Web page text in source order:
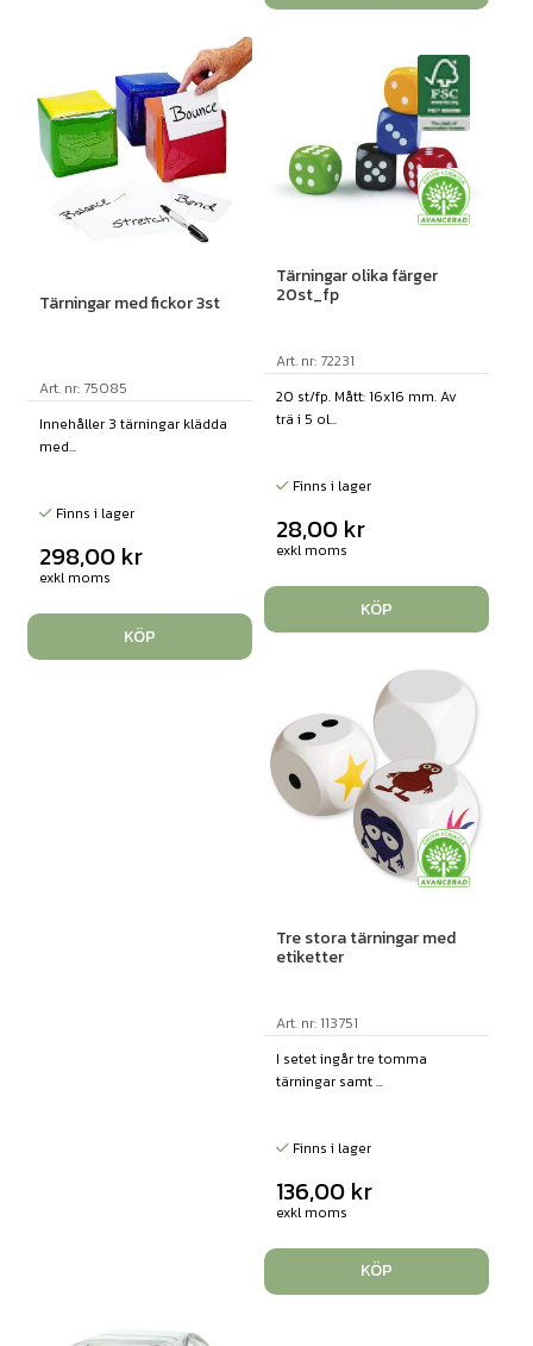
Tärningar med fickor 3st
Art. nr: 75085
Innehåller 3 tärningar klädda
med...
Finns i lager
298,00 kr
exkl moms
KÖP
Tärningar olika färger
20st_fp
Art. nr: 72231
20 st/fp. Mått: 16x16 mm. Av
trä i 5 ol...
Finns i lager
28,00 kr
exkl moms
KÖP
Tre stora tärningar med
etiketter
Art. nr: 113751
I setet ingår tre tomma
tärningar samt ...
Finns i lager
136,00 kr
exkl moms
KÖP